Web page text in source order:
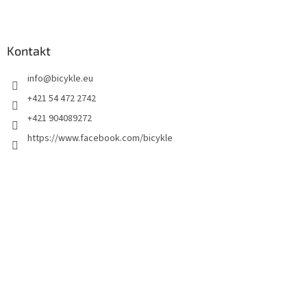
Kontakt
info@bicykle.eu
+421 54 472 2742
+421 904089272
https://www.facebook.com/bicykle